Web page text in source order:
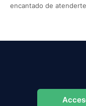
encantado de